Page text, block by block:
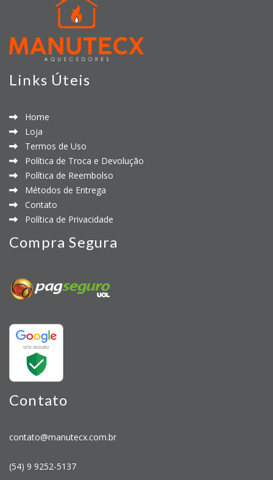
Links Úteis
Home
Loja
Termos de Uso
Política de Troca e Devolução
Política de Reembolso
Métodos de Entrega
Contato
Política de Privacidade
Compra Segura
Contato
contato@manutecx.com.br
(54) 9 9252-5137